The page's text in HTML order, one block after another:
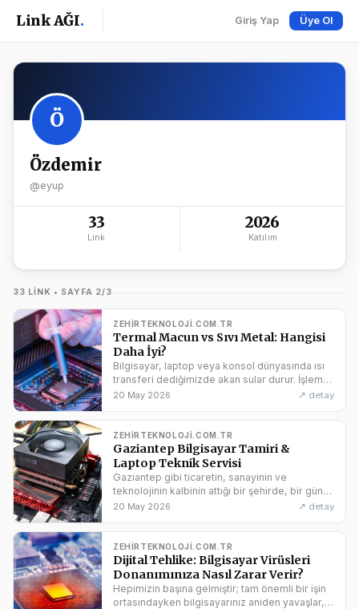
Link AĞI. Giriş Yap Üye Ol
Ö
Özdemir
@eyup
33
Link
2026
Katılım
33 LINK • SAYFA 2/3
ZEHIRTEKNOLOJI.COM.TR
Termal Macun vs Sıvı Metal: Hangisi
Daha İyi?
Bilgisayar, laptop veya konsol dünyasında ısı
transferi dediğimizde akan sular durur. İşlemci
(CPU) veya ekran kartı (GPU) üzerindeki ısıyı
20 May 2026 ↗ detay
ZEHIRTEKNOLOJI.COM.TR
Gaziantep Bilgisayar Tamiri &
Laptop Teknik Servisi
Gaziantep gibi ticaretin, sanayinin ve
teknolojinin kalbinin attığı bir şehirde, bir gün
bilgisayarınızın açılmaması demek, işlerin
20 May 2026 ↗ detay
ZEHIRTEKNOLOJI.COM.TR
Dijital Tehlike: Bilgisayar Virüsleri
Donanımınıza Nasıl Zarar Verir?
Hepimizin başına gelmiştir; tam önemli bir işin
ortasındayken bilgisayarınız aniden yavaşlar,